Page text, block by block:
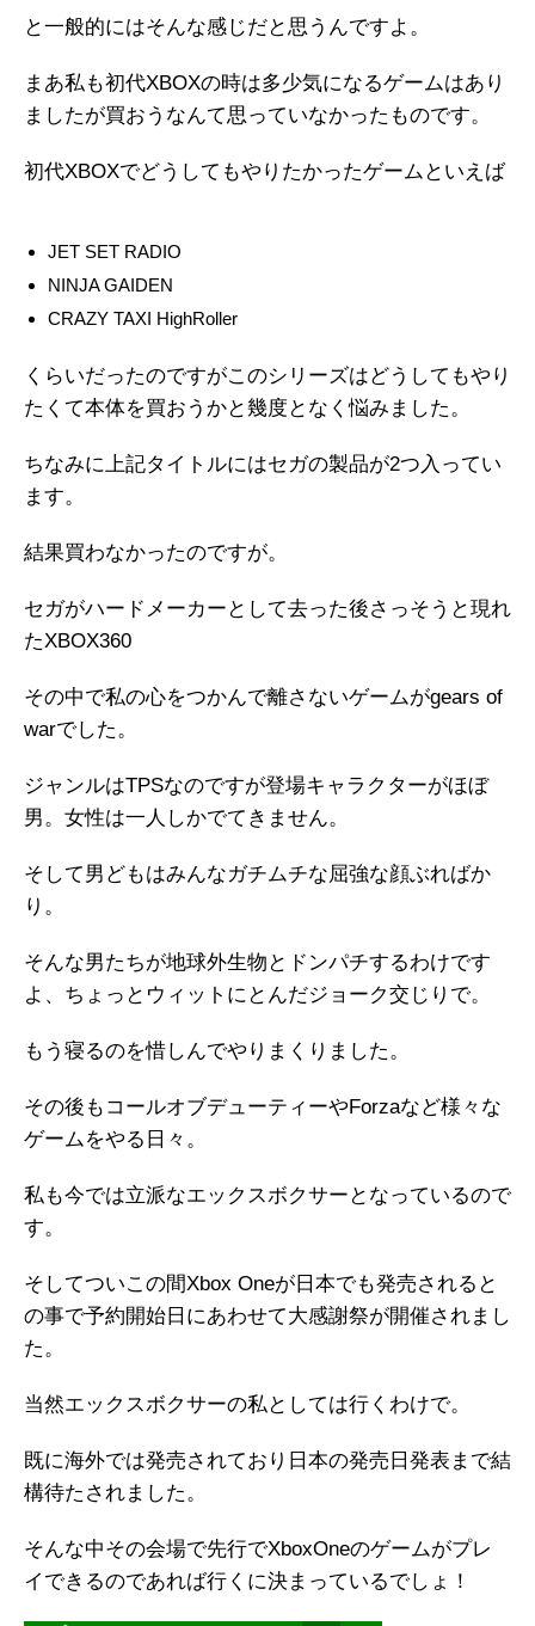
と一般的にはそんな感じだと思うんですよ。
まあ私も初代XBOXの時は多少気になるゲームはあり
ましたが買おうなんて思っていなかったものです。
初代XBOXでどうしてもやりたかったゲームといえば
JET SET RADIO
NINJA GAIDEN
CRAZY TAXI HighRoller
くらいだったのですがこのシリーズはどうしてもやり
たくて本体を買おうかと幾度となく悩みました。
ちなみに上記タイトルにはセガの製品が2つ入ってい
ます。
結果買わなかったのですが。
セガがハードメーカーとして去った後さっそうと現れ
たXBOX360
その中で私の心をつかんで離さないゲームがgears of
warでした。
ジャンルはTPSなのですが登場キャラクターがほぼ
男。女性は一人しかでてきません。
そして男どもはみんなガチムチな屈強な顔ぶればか
り。
そんな男たちが地球外生物とドンパチするわけです
よ、ちょっとウィットにとんだジョーク交じりで。
もう寝るのを惜しんでやりまくりました。
その後もコールオブデューティーやForzaなど様々な
ゲームをやる日々。
私も今では立派なエックスボクサーとなっているので
す。
そしてついこの間Xbox Oneが日本でも発売されると
の事で予約開始日にあわせて大感謝祭が開催されまし
た。
当然エックスボクサーの私としては行くわけで。
既に海外では発売されており日本の発売日発表まで結
構待たされました。
そんな中その会場で先行でXboxOneのゲームがプレ
イできるのであれば行くに決まっているでしょ！